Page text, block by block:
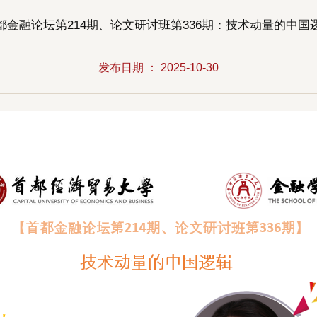
金融论坛第214期、论文研讨班第336期：技术动量的中国
发布日期 ： 2025-10-30